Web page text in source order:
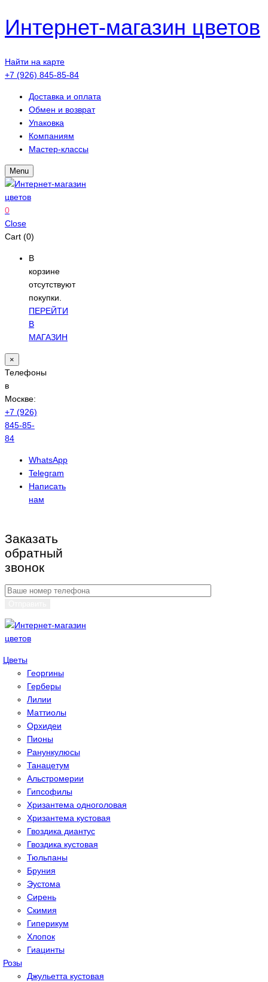
Интернет-магазин цветов
Найти на карте
+7 (926) 845-85-84
Доставка и оплата
Обмен и возврат
Упаковка
Компаниям
Мастер-классы
Menu
0
Close
Cart (0)
В
корзине
отсутствуют
покупки.
ПЕРЕЙТИ
В
МАГАЗИН
×
Телефоны
в
Москве:
+7 (926)
845-85-
84
WhatsApp
Telegram
Написать
нам
Заказать
обратный
звонок
Цветы
Георгины
Герберы
Лилии
Маттиолы
Орхидеи
Пионы
Ранункулюсы
Танацетум
Альстромерии
Гипсoфилы
Хризантема одноголовая
Хризантема кустовая
Гвоздика диантус
Гвоздика кустовая
Тюльпаны
Бруния
Эустома
Сирень
Скимия
Гиперикум
Хлопок
Гиацинты
Розы
Джульетта кустовая